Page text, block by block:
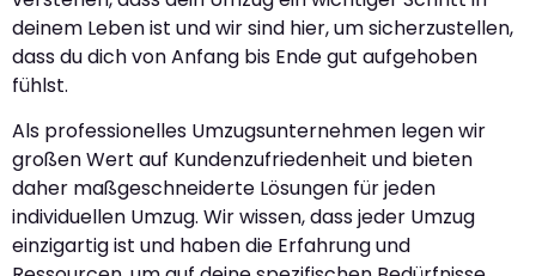
deinem Leben ist und wir sind hier, um sicherzustellen,
dass du dich von Anfang bis Ende gut aufgehoben
fühlst.
Als professionelles Umzugsunternehmen legen wir
großen Wert auf Kundenzufriedenheit und bieten
daher maßgeschneiderte Lösungen für jeden
individuellen Umzug. Wir wissen, dass jeder Umzug
einzigartig ist und haben die Erfahrung und